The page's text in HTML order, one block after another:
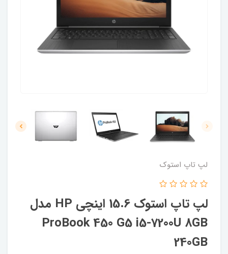
لپ تاپ استوک
لپ تاپ استوک 15.6 اینچی HP مدل
ProBook 450 G5 i5-7200U 8GB
240GB